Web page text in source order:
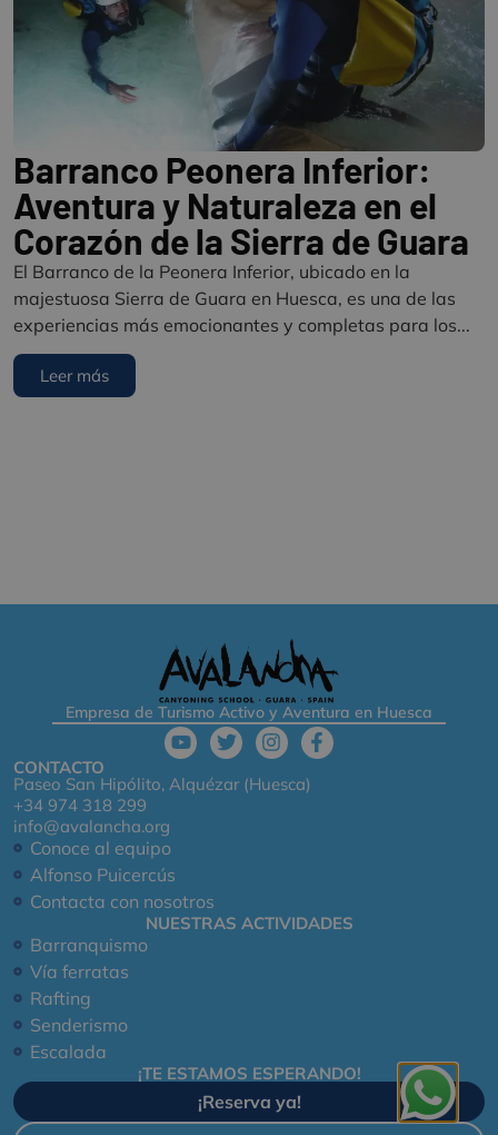
Barranco Peonera Inferior:
Aventura y Naturaleza en el
Corazón de la Sierra de Guara
El Barranco de la Peonera Inferior, ubicado en la
majestuosa Sierra de Guara en Huesca, es una de las
experiencias más emocionantes y completas para los...
Leer más
Empresa de Turismo Activo y Aventura en Huesca
CONTACTO
Paseo San Hipólito, Alquézar (Huesca)
+34 974 318 299
info@avalancha.org
Conoce al equipo
Alfonso Puicercús
Contacta con nosotros
NUESTRAS ACTIVIDADES
Barranquismo
Vía ferratas
Rafting
Senderismo
Escalada
¡TE ESTAMOS ESPERANDO!
¡Reserva ya!